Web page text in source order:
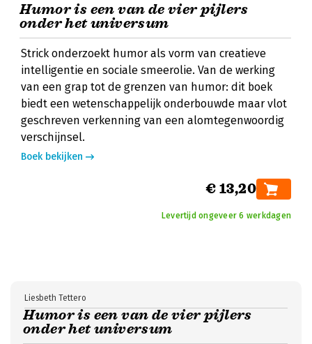
Humor is een van de vier pijlers
onder het universum
Strick onderzoekt humor als vorm van creatieve
intelligentie en sociale smeerolie. Van de werking
van een grap tot de grenzen van humor: dit boek
biedt een wetenschappelijk onderbouwde maar vlot
geschreven verkenning van een alomtegenwoordig
verschijnsel.
Boek bekijken
€ 13,20
Levertijd ongeveer 6 werkdagen
Humor is een van de vier pijlers
onder het universum
Liesbeth Tettero